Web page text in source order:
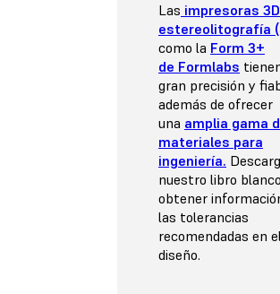
Las impresoras
estereolitografía
como la Form 3+
de Formlabs
gran precisión y
además de ofrecer
una amplia gama
materiales para
ingeniería.
nuestro libro
obtener
las tolerancias
recomendadas en
diseño.